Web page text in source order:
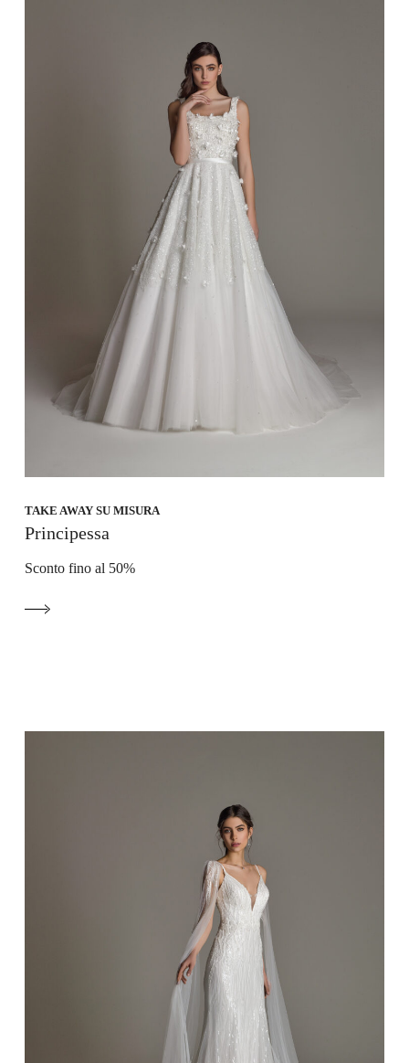
TAKE AWAY SU MISURA
Principessa
Sconto fino al 50%